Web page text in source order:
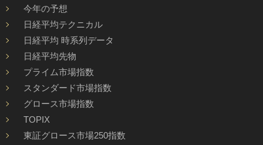
今年の予想
日経平均テクニカル
日経平均 時系列データ
日経平均先物
プライム市場指数
スタンダード市場指数
グロース市場指数
TOPIX
東証グロース市場250指数